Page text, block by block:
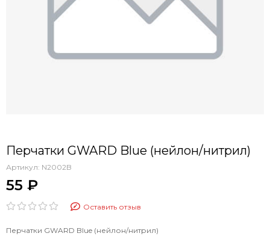
Перчатки GWARD Blue (нейлон/нитрил)
Артикул: N2002B
55 ₽
Оставить отзыв
Перчатки GWARD Blue (нейлон/нитрил)